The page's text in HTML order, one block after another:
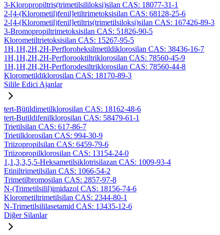
3-Kloropropiltris(trimetilsililoksi)silan CAS: 18077-31-1
2-[4-(Klorometil)fenil]etiltrimetoksisilan CAS: 68128-25-6
2-[4-(Klorometil)fenil]etiltris(trimetilsiloksi)silan CAS: 167426-89-3
3-Bromopropiltrimetoksisilan CAS: 51826-90-5
Klorometiltrietoksisilan CAS: 15267-95-5
1H,1H,2H,2H-Perfloroheksilmetildiklorosilan CAS: 38436-16-7
1H,1H,2H,2H-Perflorooktiltriklorosilan CAS: 78560-45-9
1H,1H,2H,2H-Perflorodesiltriklorosilan CAS: 78560-44-8
Klorometildiklorosilan CAS: 18170-89-3
Silile Edici Ajanlar
tert-Bütildimetilklorosilan CAS: 18162-48-6
tert-Butildifenilklorosilan CAS: 58479-61-1
Trietilsilan CAS: 617-86-7
Trietilklorosilan CAS: 994-30-9
Triizopropilsilan CAS: 6459-79-6
Triizopropilklorosilan CAS: 13154-24-0
1,1,3,3,5,5-Heksametilsiklotrisilazan CAS: 1009-93-4
Etiniltrimetilsilan CAS: 1066-54-2
Trimetilbromosilan CAS: 2857-97-8
N-(Trimetilsilil)imidazol CAS: 18156-74-6
Klorometiltrimetilsilan CAS: 2344-80-1
N-Trimetilsililasetamid CAS: 13435-12-6
Diğer Silanlar